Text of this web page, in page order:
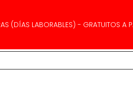
(DÍAS LABORABLES) - GRATUITOS A